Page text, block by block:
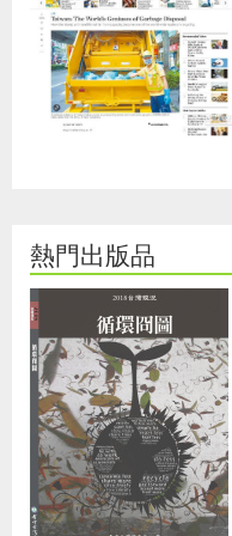
熱門出版品